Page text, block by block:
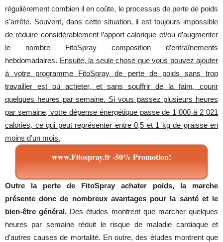
régulièrement combien il en coûte, le processus de perte de poids
s’arrête. Souvent, dans cette situation, il est toujours impossible
de réduire considérablement l’apport calorique et/ou d’augmenter
le nombre FitoSpray composition d’entraînements
hebdomadaires. Ensuite, la seule chose que vous pouvez ajouter
à votre programme FitoSpray de perte de poids sans trop
travailler est où acheter, et sans souffrir de la faim, courir
quelques heures par semaine. Si vous passez plusieurs heures
par semaine, votre dépense énergétique passe de 1 000 à 2 021
calories, ce qui peut représenter entre 0,5 et 1 kg de graisse en
moins d’un mois.
www.Fitospray.fr -50% Promotion!
Outre la perte de FitoSpray achater poids, la marche
présente donc de nombreux avantages pour la santé et le
bien-être général. Des études montrent que marcher quelques
heures par semaine réduit le risque de maladie cardiaque et
d’autres causes de mortalité. En outre, des études montrent que